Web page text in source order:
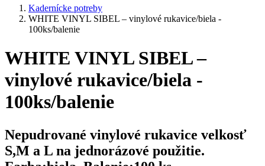
Kadernícke potreby
WHITE VINYL SIBEL – vinylové rukavice/biela -
100ks/balenie
WHITE VINYL SIBEL –
vinylové rukavice/biela -
100ks/balenie
Nepudrované vinylové rukavice velkosť
S,M a L na jednorázové použitie.